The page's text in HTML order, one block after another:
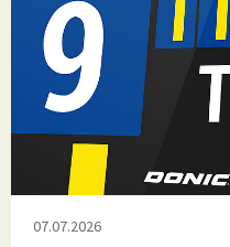
07.07.2026